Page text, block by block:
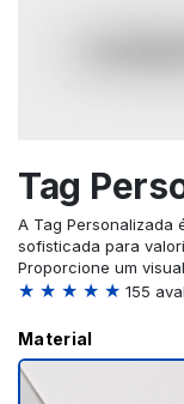
Tag
A Tag Personalizada
sofisticada para
Proporcione um
★ ★ ★ ★ ★ 155
Material